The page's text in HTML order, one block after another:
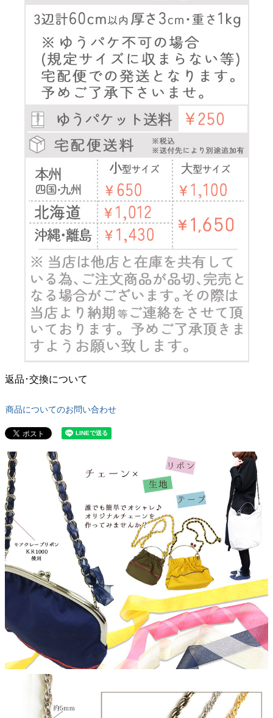
返品･交換について
商品についてのお問い合わせ